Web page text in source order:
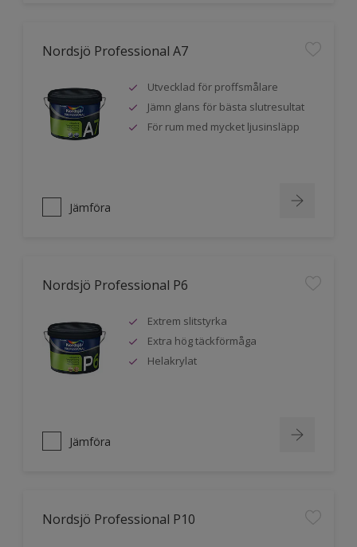
Nordsjö Professional A7
Utvecklad för proffsmålare
Jämn glans för bästa slutresultat
För rum med mycket ljusinsläpp
Jämföra
Nordsjö Professional P6
Extrem slitstyrka
Extra hög täckförmåga
Helakrylat
Jämföra
Nordsjö Professional P10